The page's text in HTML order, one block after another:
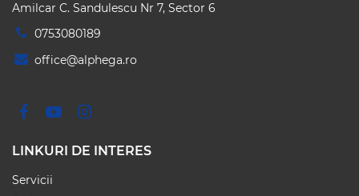
Amilcar C. Sandulescu Nr 7, Sector 6
0753080189
office@alphega.ro
LINKURI DE INTERES
Servicii